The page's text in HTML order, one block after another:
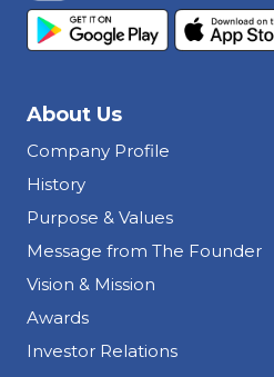
About Us
Company Profile
History
Purpose & Values
Message from The Founder
Vision & Mission
Awards
Investor Relations